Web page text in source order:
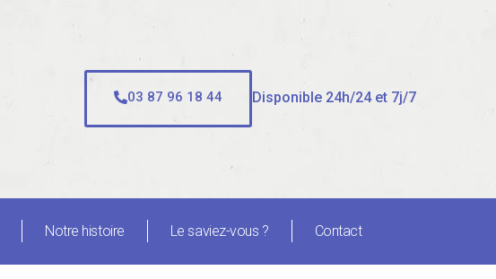
03 87 96 18 44 Disponible 24h/24 et 7j/7
Notre histoire Le saviez-vous ? Contact